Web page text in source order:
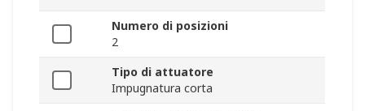
Numero di posizioni
2
Tipo di attuatore
Impugnatura corta